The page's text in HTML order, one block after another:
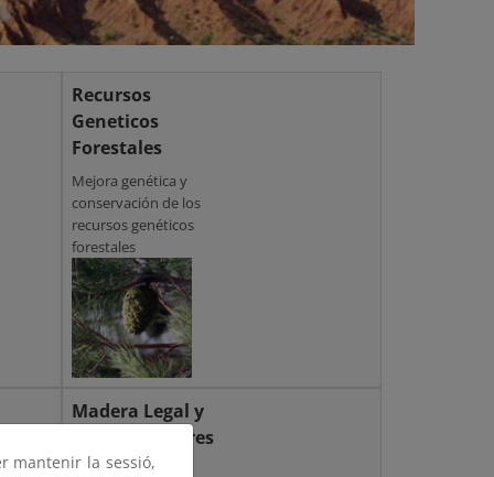
Recursos
Geneticos
Forestales
Mejora genética y
conservación de los
recursos genéticos
forestales
Madera Legal y
productos libres
deforestación
mantenir la sessió,